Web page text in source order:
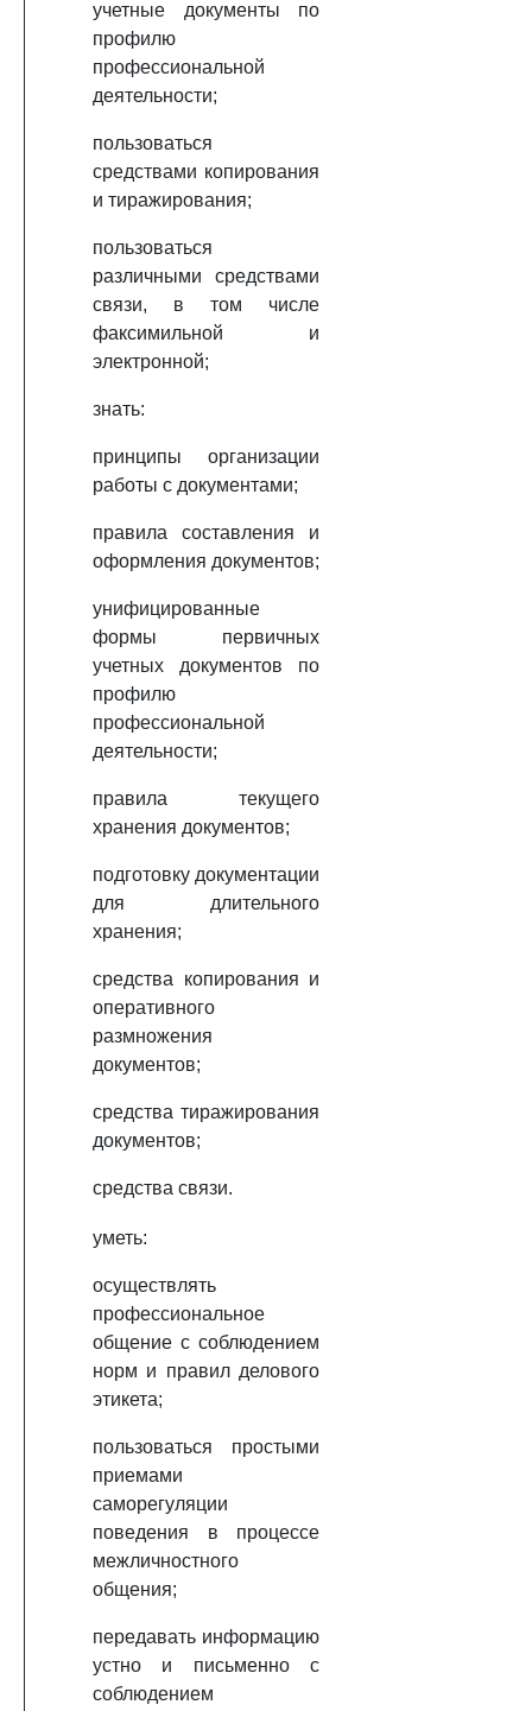
учетные документы по
профилю
профессиональной
деятельности;
пользоваться
средствами копирования
и тиражирования;
пользоваться
различными средствами
связи, в том числе
факсимильной и
электронной;
знать:
принципы организации
работы с документами;
правила составления и
оформления документов;
унифицированные
формы первичных
учетных документов по
профилю
профессиональной
деятельности;
правила текущего
хранения документов;
подготовку документации
для длительного
хранения;
средства копирования и
оперативного
размножения
документов;
средства тиражирования
документов;
средства связи.
уметь:
осуществлять
профессиональное
общение с соблюдением
норм и правил делового
этикета;
пользоваться простыми
приемами
саморегуляции
поведения в процессе
межличностного
общения;
передавать информацию
устно и письменно с
соблюдением